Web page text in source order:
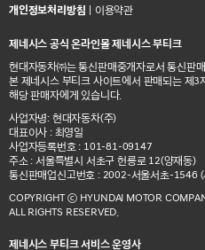
개인정보처리방침 이용약관
제네시스 공식 온라인몰 제네시스 부티크
현대자동차㈜는 통신판매중개자로서 통신판
본 제네시스 부티크 사이트에서 판매되는 제
해당 판매자에게 있습니다.
사업자명: 현대자동차(주)
대표이사 : 최영일
사업자등록번호 : 101-81-09147
주소 : 서울특별시 서초구 헌릉로 12(양재동)
통신판매업신고번호 : 2002-서울서초-1546
COPYRIGHT ⓒ HYUNDAI MOTOR
ALL RIGHTS RESERVED.
제네시스 부티크 서비스 운영사